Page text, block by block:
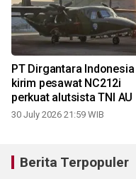
PT Dirgantara Indonesia
kirim pesawat NC212i
perkuat alutsista TNI AU
30 July 2026 21:59 WIB
Berita Terpopuler